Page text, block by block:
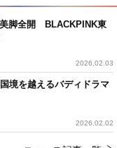
美脚全開 BLACKPINK東
2026.02.03
境を越えるバディドラマ
2026.02.02